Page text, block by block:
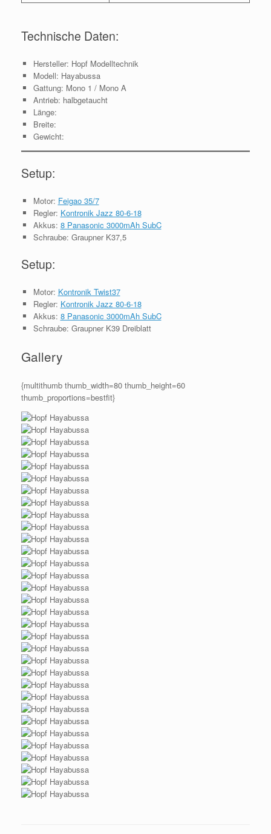
Technische Daten:
Hersteller: Hopf Modelltechnik
Modell: Hayabussa
Gattung: Mono 1 / Mono A
Antrieb: halbgetaucht
Länge:
Breite:
Gewicht:
Setup:
Motor: Feigao 35/7
Regler: Kontronik Jazz 80-6-18
Akkus: 8 Panasonic 3000mAh SubC
Schraube: Graupner K37,5
Setup:
Motor: Kontronik Twist37
Regler: Kontronik Jazz 80-6-18
Akkus: 8 Panasonic 3000mAh SubC
Schraube: Graupner K39 Dreiblatt
Gallery
{multithumb thumb_width=80 thumb_height=60
thumb_proportions=bestfit}